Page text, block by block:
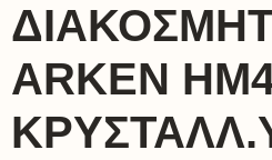
ARKEN